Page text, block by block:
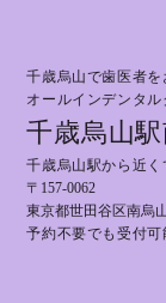
千歳烏山で歯医者を
オールインデンタル
千歳烏山
千歳烏山駅から近く
〒157-0062
東京都世田谷区南烏
予約不要でも受付可